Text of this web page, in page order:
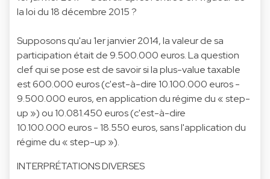
la loi du 18 décembre 2015 ?
Supposons qu'au 1er janvier 2014, la valeur de sa
participation était de 9.500.000 euros. La question
clef qui se pose est de savoir si la plus-value taxable
est 600.000 euros (c'est-à-dire 10.100.000 euros -
9.500.000 euros, en application du régime du « step-
up ») ou 10.081.450 euros (c'est-à-dire
10.100.000 euros - 18.550 euros, sans l'application du
régime du « step-up »).
INTERPRÉTATIONS DIVERSES